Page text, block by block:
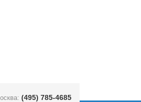
(495) 785-4685